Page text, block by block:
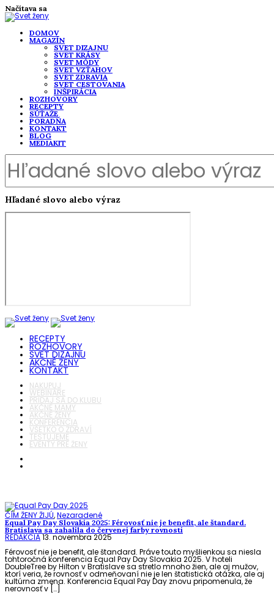
Načítava sa
DOMOV
MAGAZÍN
SVET DIZAJNU
SVET KRÁSY
SVET MÓDY
SVET VZŤAHOV
SVET ZDRAVIA
SVET CESTOVANIA
INŠPIRÁCIA
ROZHOVORY
RECEPTY
SÚŤAŽE
PORADŇA
KONTAKT
BLOG
MEDIAKIT
Hľadané slovo alebo výraz
RECEPTY
ROZHOVORY
SVET DIZAJNU
AKČNÉ ŽENY
KONTAKT
NAKUPUJ
WEBINÁRE
PRIDAJ SA DO KLUBU
AKČNÉ MAMY
AKČNÉ ŽENY
KONFERENCIA
VŠETKO O ZDRAVÍ
TESTUJEME
EVENTY PRE ŽENY
ČÍM ŽENY ŽIJÚ,Nezaradené
Equal Pay Day Slovakia 2025: Férovosť nie je benefit, ale štandard.
Bratislava sa zahalila do červenej farby rovnosti
REDAKCIA13. novembra 2025
Férovosť nie je benefit, ale štandard. Práve touto myšlienkou sa niesla
tohtoročná konferencia Equal Pay Day Slovakia 2025. V hoteli
DoubleTree by Hilton v Bratislave sa stretlo mnoho žien, ale aj mužov,
ktorí veria, že rovnosť v odmeňovaní nie je len štatistická otázka, ale aj
kultúrna zmena. Konferencia Equal Pay Day znovu pripomenula, že
nerovnosť v […]